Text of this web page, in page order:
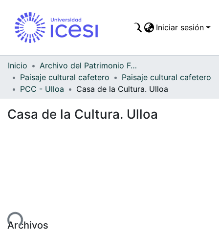
Todo DSpace
Estadísticas
Iniciar sesión
Inicio
Archivo del Patrimonio Fotográfico y Fílmico del Valle del Cauca
Paisaje cultural cafetero
Paisaje cultural cafetero
PCC - Ulloa
Casa de la Cultura. Ulloa
Casa de la Cultura. Ulloa
Cargando...
Archivos